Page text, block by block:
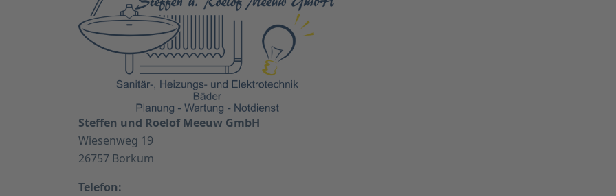
Steffen und Roelof Meeuw GmbH
Wiesenweg 19
26757 Borkum
Telefon: